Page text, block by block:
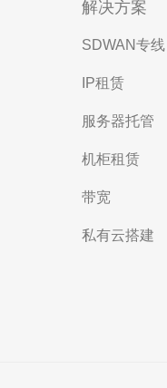
解决方案
SDWAN专线
IP租赁
服务器托管
机柜租赁
带宽
私有云搭建